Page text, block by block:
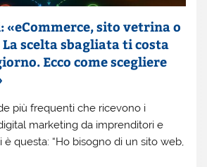
«eCommerce, sito vetrina o
scelta sbagliata ti costa
Ecco come scegliere
più frequenti che ricevono i
marketing da imprenditori e
è questa: “Ho bisogno di un sito web,